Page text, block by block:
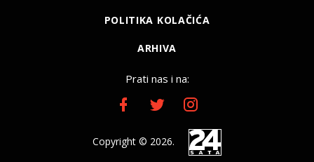
POLITIKA KOLAČIĆA
ARHIVA
Prati nas i na:
Copyright © 2026.